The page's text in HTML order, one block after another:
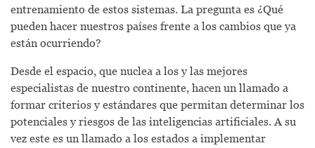
entrenamiento de estos sistemas. La pregunta es ¿Qué
pueden hacer nuestros países frente a los cambios que ya
están ocurriendo?
Desde el espacio, que nuclea a los y las mejores
especialistas de nuestro continente, hacen un llamado a
formar criterios y estándares que permitan determinar los
potenciales y riesgos de las inteligencias artificiales. A su
vez este es un llamado a los estados a implementar